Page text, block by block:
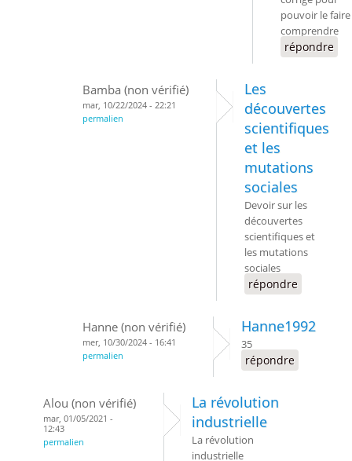
pouvoir le
comprendre
répondre
Bamba (non vérifié)
mar, 10/22/2024 - 22:21
permalien
Les
découvertes
scientifiques
et les
mutations
sociales
Devoir sur les
découvertes
scientifiques et
les mutations
sociales
répondre
Hanne (non vérifié)
mer, 10/30/2024 - 16:41
permalien
Hanne1992
35
répondre
Alou (non vérifié)
mar, 01/05/2021 -
12:43
permalien
La révolution
industrielle
La révolution
industrielle